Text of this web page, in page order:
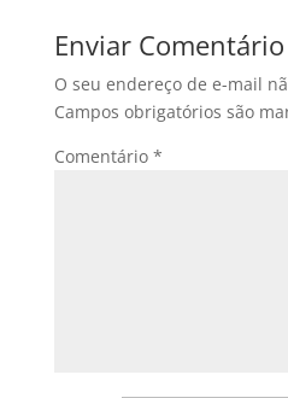
Enviar Comentário
O seu endereço de e-mail
Campos obrigatórios são
Comentário *